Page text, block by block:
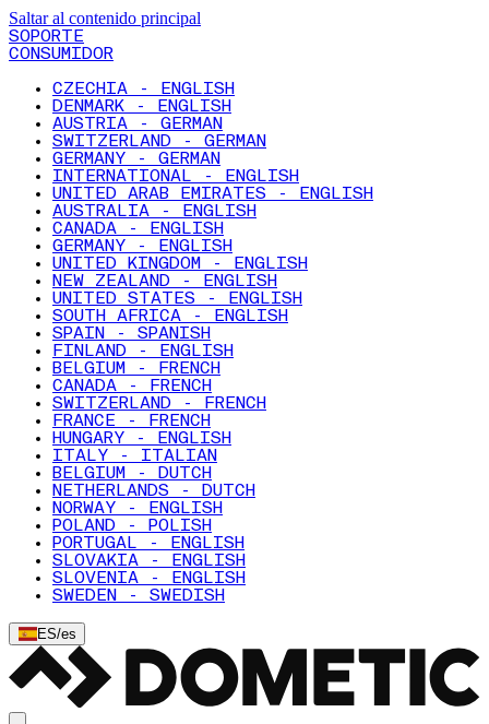
Saltar al contenido principal
SOPORTE
CONSUMIDOR
CZECHIA - ENGLISH
DENMARK - ENGLISH
AUSTRIA - GERMAN
SWITZERLAND - GERMAN
GERMANY - GERMAN
INTERNATIONAL - ENGLISH
UNITED ARAB EMIRATES - ENGLISH
AUSTRALIA - ENGLISH
CANADA - ENGLISH
GERMANY - ENGLISH
UNITED KINGDOM - ENGLISH
NEW ZEALAND - ENGLISH
UNITED STATES - ENGLISH
SOUTH AFRICA - ENGLISH
SPAIN - SPANISH
FINLAND - ENGLISH
BELGIUM - FRENCH
CANADA - FRENCH
SWITZERLAND - FRENCH
FRANCE - FRENCH
HUNGARY - ENGLISH
ITALY - ITALIAN
BELGIUM - DUTCH
NETHERLANDS - DUTCH
NORWAY - ENGLISH
POLAND - POLISH
PORTUGAL - ENGLISH
SLOVAKIA - ENGLISH
SLOVENIA - ENGLISH
SWEDEN - SWEDISH
ES/es